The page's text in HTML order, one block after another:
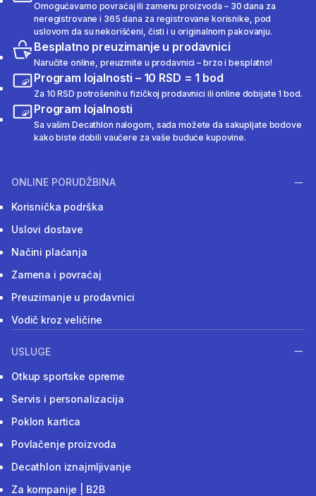
Omogućavamo povraćaj ili zamenu proizvoda – 30 dana za
neregistrovane i 365 dana za registrovane korisnike, pod
uslovom da su nekorišćeni, čisti i u originalnom pakovanju.
Besplatno preuzimanje u prodavnici
Naručite online, preuzmite u prodavnici – brzo i besplatno!
Program lojalnosti – 10 RSD = 1 bod
Za 10 RSD potrošenih u fizičkoj prodavnici ili online dobijate 1 bod.
Program lojalnosti
Sa vašim Decathlon nalogom, sada možete da sakupljate bodove
kako biste dobili vaučere za vaše buduće kupovine.
ONLINE PORUDŽBINA
Korisnička podrška
Uslovi dostave
Načini plaćanja
Zamena i povraćaj
Preuzimanje u prodavnici
Vodič kroz veličine
USLUGE
Otkup sportske opreme
Servis i personalizacija
Poklon kartica
Povlačenje proizvoda
Decathlon iznajmljivanje
Za kompanije | B2B